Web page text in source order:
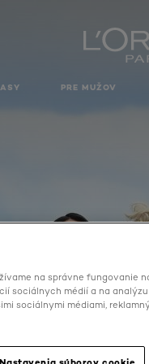
PRE MUŽOV
na správne fungovanie
sociálnych médií a na
sociálnymi médiami,